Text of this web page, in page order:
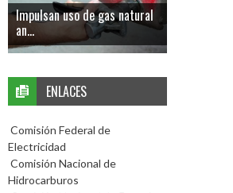
Impulsan uso de gas natural
an...
ENLACES
Comisión Federal de
Electricidad
Comisión Nacional de
Hidrocarburos